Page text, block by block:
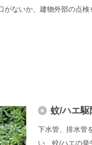
ないか、建物外部の点検
蚊/ハエ駆
下水管、排水管
い、蚊/ハエの発